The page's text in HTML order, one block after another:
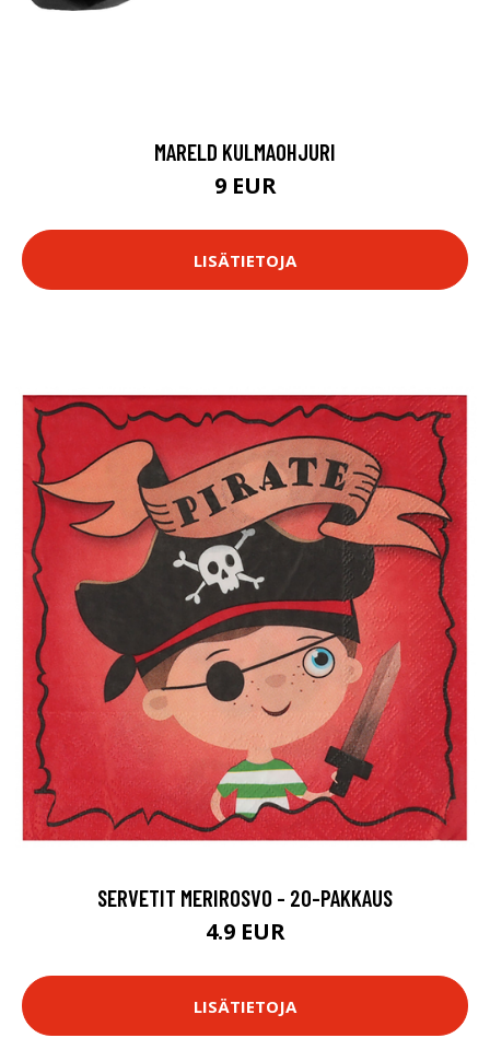
MARELD KULMAOHJURI
9 EUR
LISÄTIETOJA
SERVETIT MERIROSVO - 20-PAKKAUS
4.9 EUR
LISÄTIETOJA